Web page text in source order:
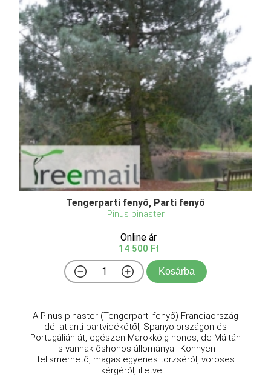
Tengerparti fenyő, Parti fenyő
Pinus pinaster
Online ár
14 500 Ft
Kosárba
A Pinus pinaster (Tengerparti fenyő) Franciaország
dél-atlanti partvidékétől, Spanyolországon és
Portugálián át, egészen Marokkóig honos, de Máltán
is vannak őshonos állományai. Könnyen
felismerhető, magas egyenes törzséről, vöröses
kérgéről, illetve ...